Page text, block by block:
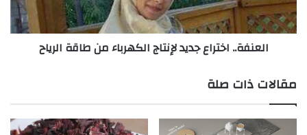
ك
ف
ا
ا
ل
ي
.
.
ا
ا
ع
ج
العنفة.. اختراع جديد لإنتاج الكهرباء من طاقة الرياح
مقالات ذات صلة